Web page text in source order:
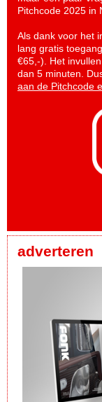
Pitchcode 2025 in
Als dank voor het
lang gratis
€65,-). Het
dan 5 minuten.
aan de Pitchcode
adverteren